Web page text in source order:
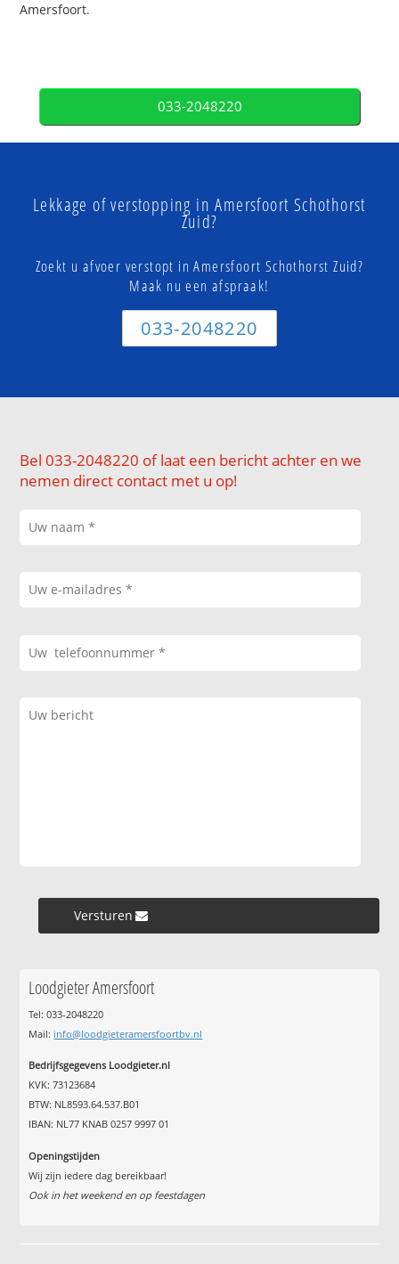
Amersfoort.
033-2048220
Lekkage of verstopping in Amersfoort Schothorst
Zuid?
Zoekt u afvoer verstopt in Amersfoort Schothorst Zuid?
Maak nu een afspraak!
033-2048220
Bel 033-2048220 of laat een bericht achter en we
nemen direct contact met u op!
Versturen »
Loodgieter Amersfoort
Tel: 033-2048220
Mail: info@loodgieteramersfoortbv.nl
Bedrijfsgegevens Loodgieter.nl
KVK: 73123684
BTW: NL8593.64.537.B01
IBAN: NL77 KNAB 0257 9997 01
Openingstijden
Wij zijn iedere dag bereikbaar!
Ook in het weekend en op feestdagen